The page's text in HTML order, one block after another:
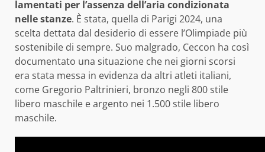
lamentati per l’assenza dell’aria condizionata
nelle stanze. È stata, quella di Parigi 2024, una
scelta dettata dal desiderio di essere l’Olimpiade più
sostenibile di sempre. Suo malgrado, Ceccon ha così
documentato una situazione che nei giorni scorsi
era stata messa in evidenza da altri atleti italiani,
come Gregorio Paltrinieri, bronzo negli 800 stile
libero maschile e argento nei 1.500 stile libero
maschile.